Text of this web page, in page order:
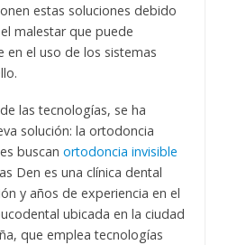
estas soluciones debido
malestar que puede
en el uso de los sistemas
las tecnologías, se ha
solución: la ortodoncia
buscan ortodoncia invisible
Den es una clínica dental
y años de experiencia en el
ubicada en la ciudad
que emplea tecnologías